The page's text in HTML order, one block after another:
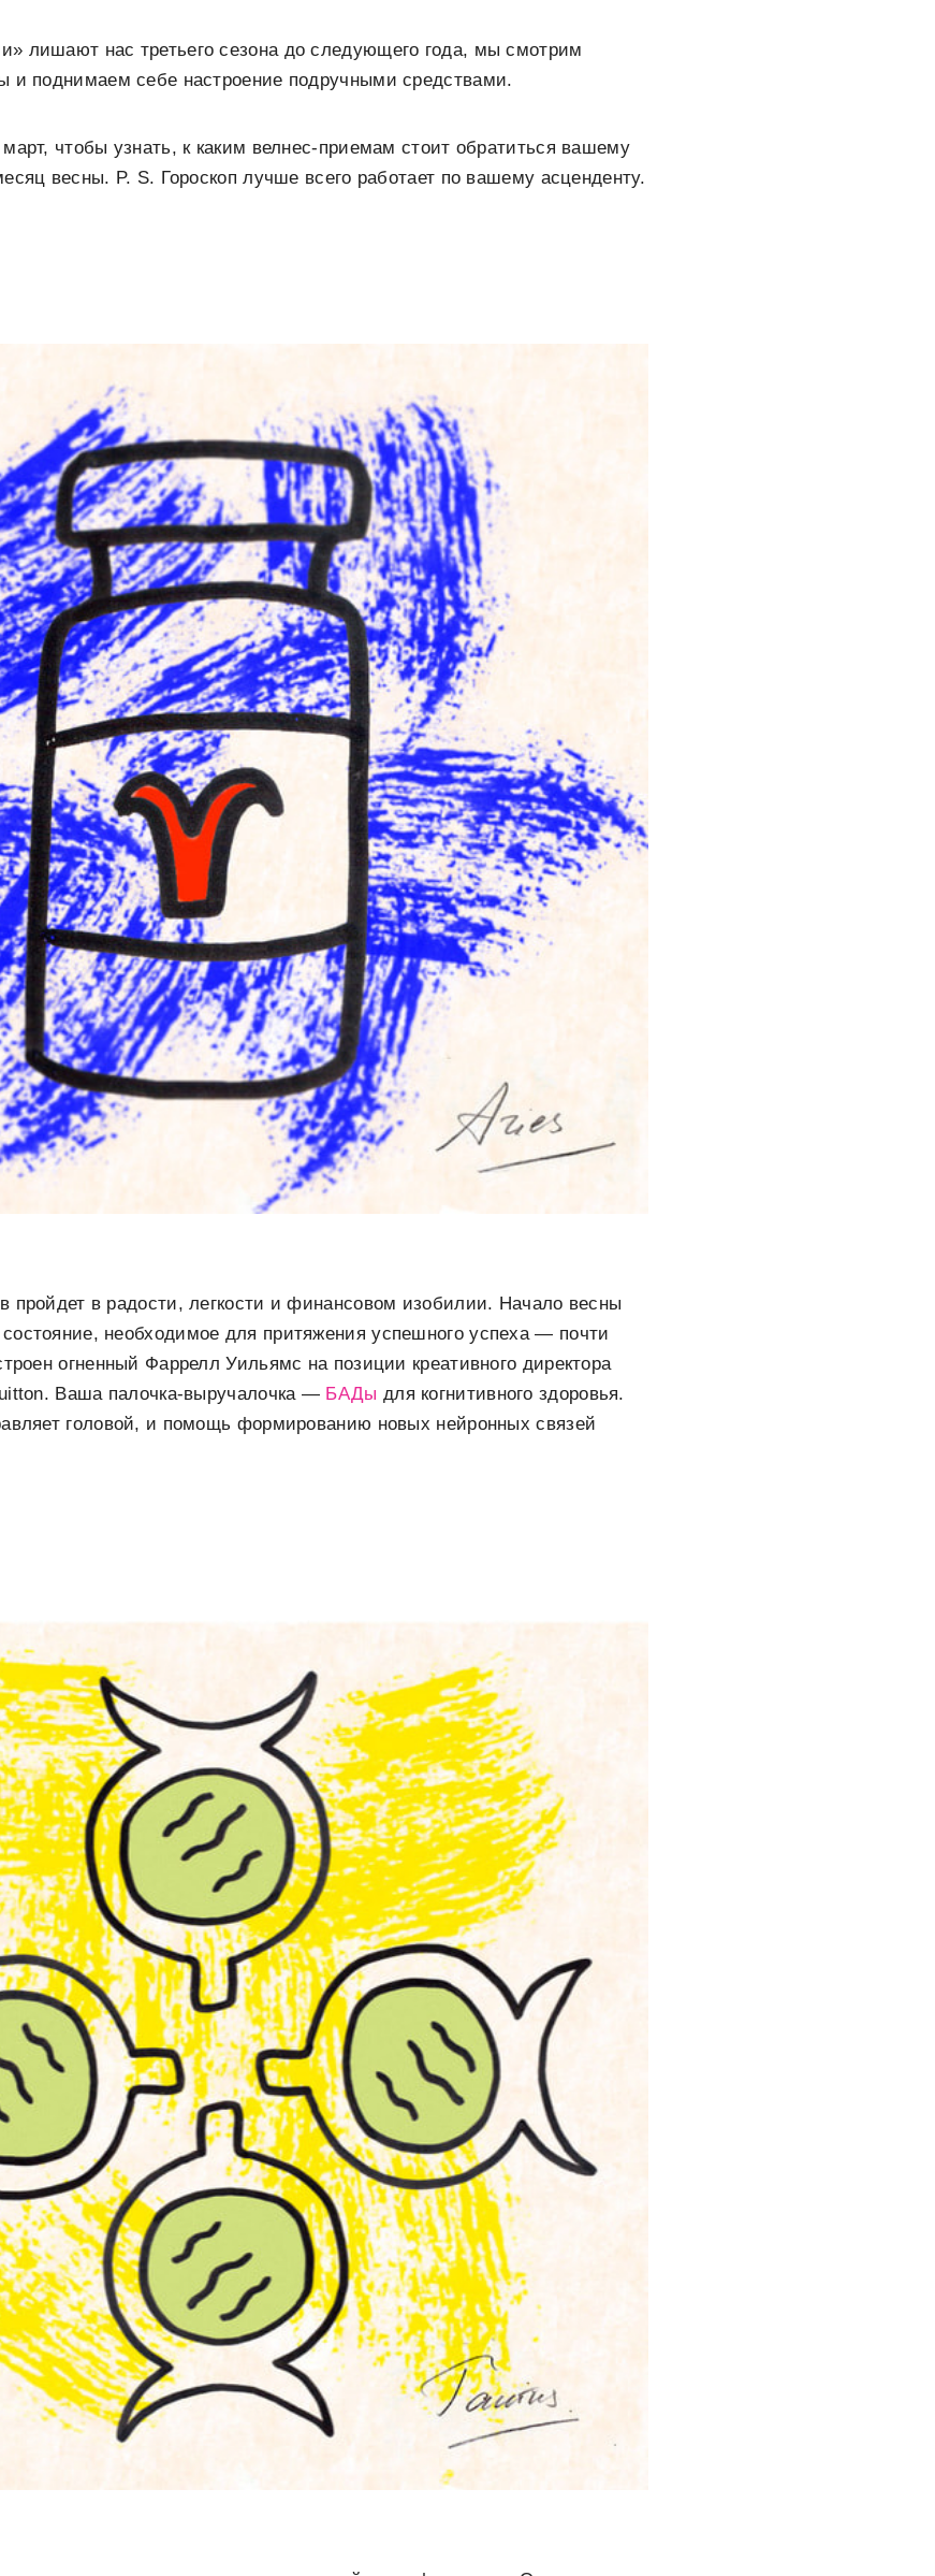
лишают нас третьего сезона до следующего года, мы смотрим
и поднимаем себе настроение подручными средствами.
чтобы узнать, к каким велнес-приемам стоит обратиться вашему
весны. P. S. Гороскоп лучше всего работает по вашему асценденту.
пройдет в радости, легкости и финансовом изобилии. Начало весны
необходимое для притяжения успешного успеха — почти
огненный Фаррелл Уильямс на позиции креативного директора
Ваша палочка-выручалочка — БАДы для когнитивного здоровья.
головой, и помощь формированию новых нейронных связей